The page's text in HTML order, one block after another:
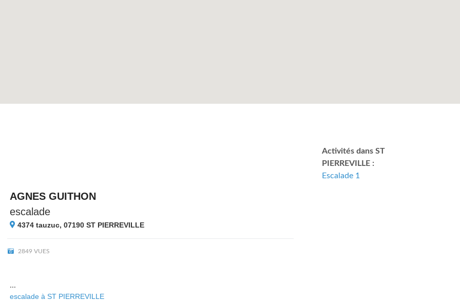
AGNES GUITHON
escalade
4374 tauzuc, 07190ST PIERREVILLE
2849 VUES
...
escalade à ST PIERREVILLE
Activités dans ST
PIERREVILLE :
Escalade 1